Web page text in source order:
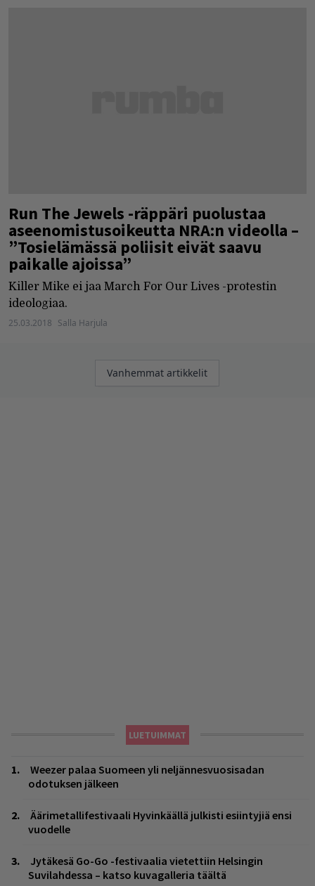
Run The Jewels -räppäri puolustaa
aseenomistusoikeutta NRA:n videolla –
”Tosielämässä poliisit eivät saavu
paikalle ajoissa”
Killer Mike ei jaa March For Our Lives -protestin
ideologiaa.
25.03.2018 Salla Harjula
Artikkelien
Vanhemmat artikkelit
LUETUIMMAT
Weezer palaa Suomeen yli neljännesvuosisadan
odotuksen jälkeen
Äärimetallifestivaali Hyvinkäällä julkisti esiintyjiä ensi
vuodelle
Jytäkesä Go-Go -festivaalia vietettiin Helsingin
Suvilahdessa – katso kuvagalleria täältä